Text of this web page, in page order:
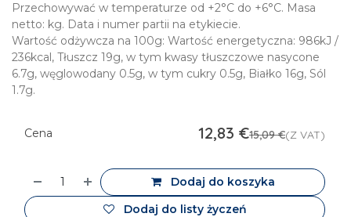
Przechowywać w temperaturze od +2°C do +6°C. Masa
netto: kg. Data i numer partii na etykiecie.
Wartość odżywcza na 100g: Wartość energetyczna: 986kJ /
236kcal, Tłuszcz 19g, w tym kwasy tłuszczowe nasycone
6.7g, węglowodany 0.5g, w tym cukry 0.5g, Białko 16g, Sól
1.7g.
Dodaj do koszyka
Dodaj do listy życzeń
Cena 12,83 €15,09€(Z VAT)